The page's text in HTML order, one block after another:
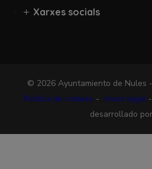
Xarxes socials
© 2026 Ayuntamiento de Nules -
Política de cookies - Aviso legal-
desarrollado por